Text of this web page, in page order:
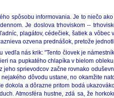
spôsobu informovania. Je to niečo
Je doslova trhoviskom --
plagátov, cédečiek, šatiek a
ozvena prednášok, pretože
nás krik: "Tento človek je
na pupkatého chlapíka v bielom
sprievodcov začne rovnako
dôvodu ustane, no okamžite
a dôrazne pritom bodá
Atmosféra hustne, zdá sa, že